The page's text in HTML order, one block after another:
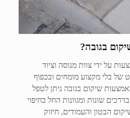
בגובה?
על ידי צוות מנוסה וציוד
של בלי מקצוע מומחים ובכפוף
שיקום בגובה ניתן לטפל
שונות ומגוונות החל בחיפוי
הבטון והעמודים, חיזוק